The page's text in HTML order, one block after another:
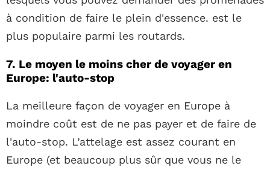
à condition de faire le plein d'essence. est le
plus populaire parmi les routards.
7. Le moyen le moins cher de voyager en
Europe: l'auto-stop
La meilleure façon de voyager en Europe à
moindre coût est de ne pas payer et de faire de
l'auto-stop. L’attelage est assez courant en
Europe (et beaucoup plus sûr que vous ne le